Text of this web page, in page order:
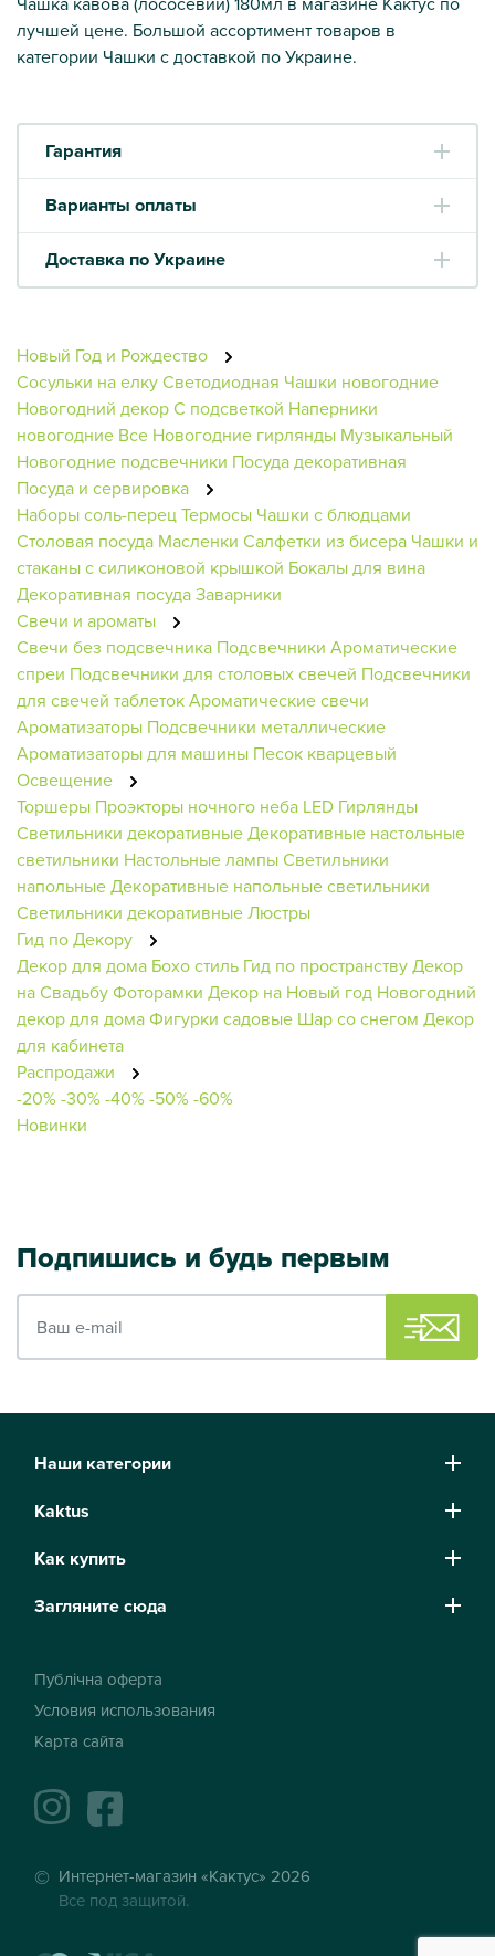
лучшей цене. Большой ассортимент товаров в
категории Чашки с доставкой по Украине.
Гарантия
Варианты оплаты
Доставка по Украине
Новый Год и Рождество
Сосульки на елкуСветодиодная Чашки новогодние
Новогодний декорС подсветкой Наперники
новогодние Все Новогодние гирлянды Музыкальный
Новогодние подсвечники Посуда декоративная
Посуда и сервировка
Наборы соль-перецТермосы Чашки с блюдцами
Столовая посуда Масленки Салфетки из бисера Чашки и
стаканы с силиконовой крышкой Бокалы для вина
Декоративная посудаЗаварники
Свечи и ароматы
Свечи без подсвечника Подсвечники Ароматические
спреи Подсвечники для столовых свечей Подсвечники
для свечей таблетокАроматические свечи
Ароматизаторы Подсвечники металлические
Ароматизаторы для машины Песок кварцевый
Освещение
Торшеры Проэкторы ночного неба LED Гирлянды
Светильники декоративныеДекоративные настольные
светильники Настольные лампыСветильники
напольныеДекоративные напольные светильники
Светильники декоративныеЛюстры
Гид по Декору
Декор для дома Бохо стиль Гид по пространствуДекор
на СвадьбуФоторамки Декор на Новый год Новогодний
декор для домаФигурки садовые Шар со снегом Декор
для кабинета
Распродажи
-20%-30%-40%-50%-60%
Новинки
Подпишись и будь первым
Наши категории
Kaktus
Как купить
Загляните сюда
Публічна оферта
Условия использования
Карта сайта
instagramfacebook
Интернет-магазин «Кактус» 2026
Все под защитой.